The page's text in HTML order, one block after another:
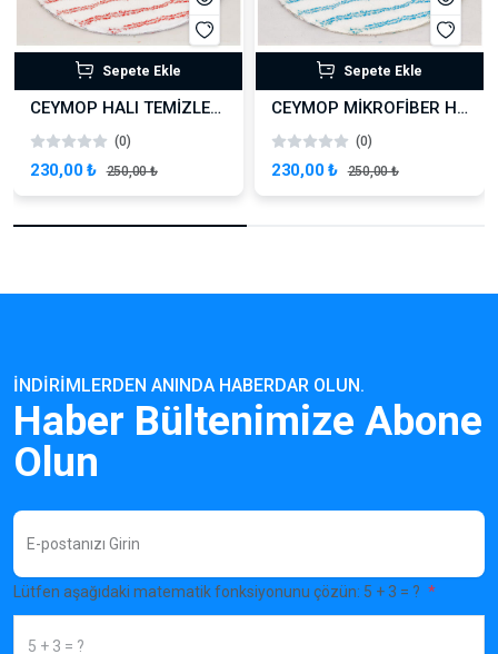
Sepete Ekle
CEYMOP HALI TEMİZLEME PEDİ KIRMIZI ÇİZGİLİ 43 CM
(0)
230,00 ₺ 250,00 ₺
Sepete Ekle
CEYMOP MİKROFİBER HALI PEDİ MAVİ ÇİZGİLİ 43 CM
(0)
230,00 ₺ 250,00 ₺
İNDIRIMLERDEN ANINDA HABERDAR OLUN.
Haber Bültenimize Abone
Olun
Lütfen aşağıdaki matematik fonksiyonunu çözün: 5 + 3 = ?